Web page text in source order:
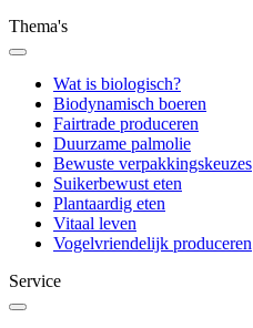
Thema's
Wat is biologisch?
Biodynamisch boeren
Fairtrade produceren
Duurzame palmolie
Bewuste verpakkingskeuzes
Suikerbewust eten
Plantaardig eten
Vitaal leven
Vogelvriendelijk produceren
Service